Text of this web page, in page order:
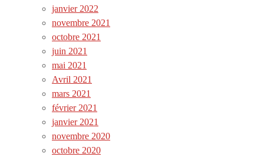
janvier 2022
novembre 2021
octobre 2021
juin 2021
mai 2021
Avril 2021
mars 2021
février 2021
janvier 2021
novembre 2020
octobre 2020